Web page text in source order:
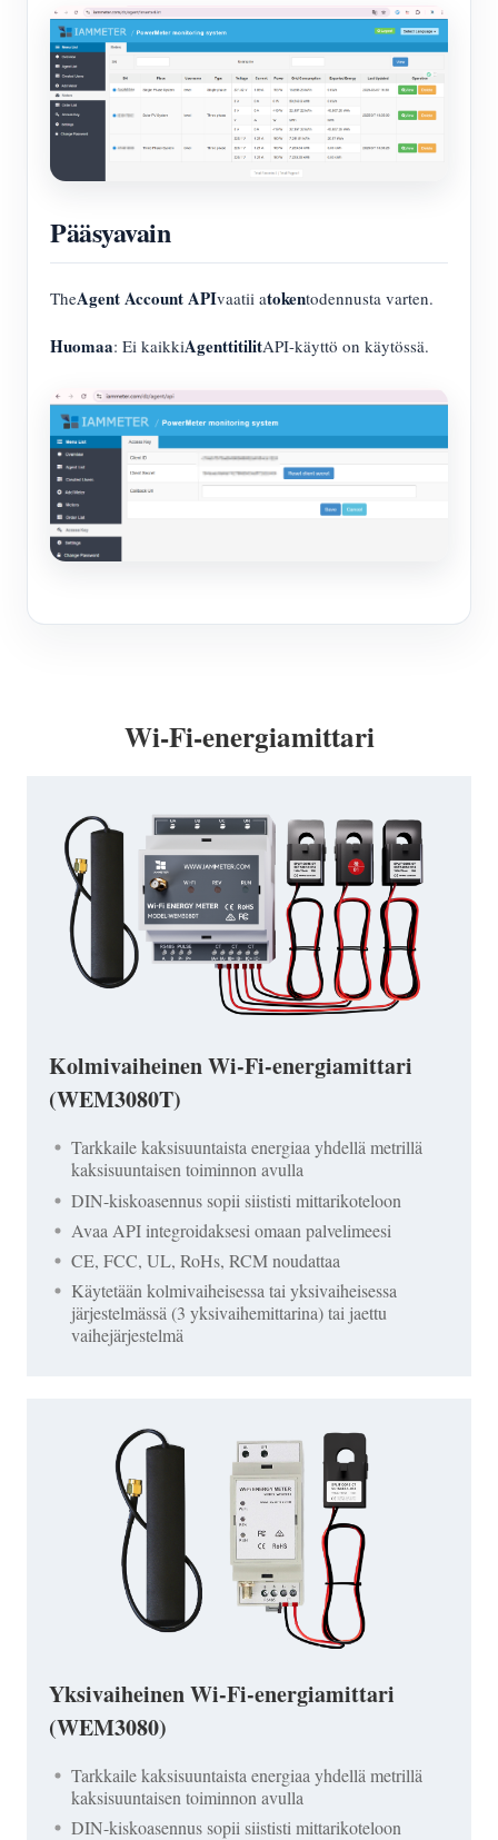
Pääsyavain
TheAgent Account APIvaatii atokentodennusta varten.
Huomaa: Ei kaikkiAgenttitilitAPI-käyttö on käytössä.
Wi-Fi-energiamittari
Kolmivaiheinen Wi-Fi-energiamittari
(WEM3080T)
Tarkkaile kaksisuuntaista energiaa yhdellä metrillä
kaksisuuntaisen toiminnon avulla
DIN-kiskoasennus sopii siististi mittarikoteloon
Avaa API integroidaksesi omaan palvelimeesi
CE, FCC, UL, RoHs, RCM noudattaa
Käytetään kolmivaiheisessa tai yksivaiheisessa
järjestelmässä (3 yksivaihemittarina) tai jaettu
vaihejärjestelmä
Yksivaiheinen Wi-Fi-energiamittari
(WEM3080)
Tarkkaile kaksisuuntaista energiaa yhdellä metrillä
kaksisuuntaisen toiminnon avulla
DIN-kiskoasennus sopii siististi mittarikoteloon